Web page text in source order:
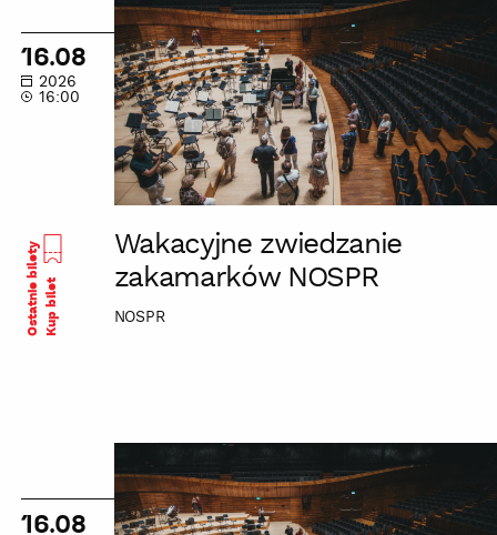
zwiedzanie
zakamarków
NOSPR
16.08
2026
16:00
Wakacyjne zwiedzanie
zakamarków NOSPR
NOSPR
Ostatnie biletyKup bilet
zwiedzanie
zakamarków
16.08